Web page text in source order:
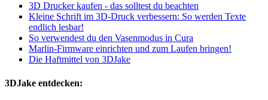
3D Drucker kaufen - das solltest du beachten
Kleine Schrift im 3D-Druck verbessern: So werden Texte
endlich lesbar!
So verwendest du den Vasenmodus in Cura
Marlin-Firmware einrichten und zum Laufen bringen!
Die Haftmittel von 3DJake
3DJake entdecken: